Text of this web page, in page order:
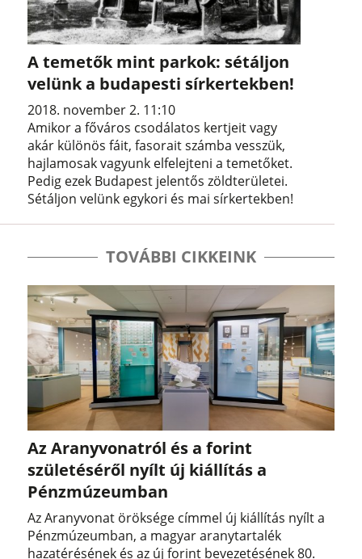
A temetők mint parkok: sétáljon
velünk a budapesti sírkertekben!
2018. november 2. 11:10
Amikor a főváros csodálatos kertjeit vagy
akár különös fáit, fasorait számba vesszük,
hajlamosak vagyunk elfelejteni a temetőket.
Pedig ezek Budapest jelentős zöldterületei.
Sétáljon velünk egykori és mai sírkertekben!
TOVÁBBI CIKKEINK
Az Aranyvonatról és a forint
születéséről nyílt új kiállítás a
Pénzmúzeumban
Az Aranyvonat öröksége címmel új kiállítás nyílt a
Pénzmúzeumban, a magyar aranytartalék
hazatérésének és az új forint bevezetésének 80.